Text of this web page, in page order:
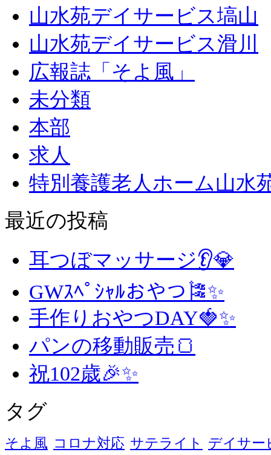
山水苑デイサービス塙山
山水苑デイサービス滑川
広報誌「そよ風」
未分類
本部
求人
特別養護老人ホーム山水
最近の投稿
耳つぼマッサージ👂💎
GWｽﾍﾟｼｬﾙおやつ🎏✨
手作りおやつDAY🍓✨
パンの移動販売🍞
祝102歳🎉✨
タグ
そよ風 コロナ対応 サテライト デイサー